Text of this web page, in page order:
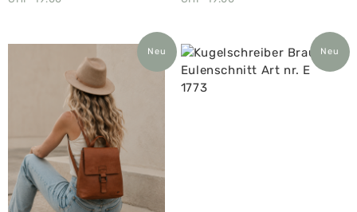
Neu Neu